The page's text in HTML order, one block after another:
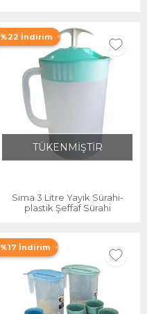
%22 İndirim
TÜKENMİŞTİR
Sima 3 Litre Yayık Sürahi-
plastik Şeffaf Sürahi
%17 İndirim